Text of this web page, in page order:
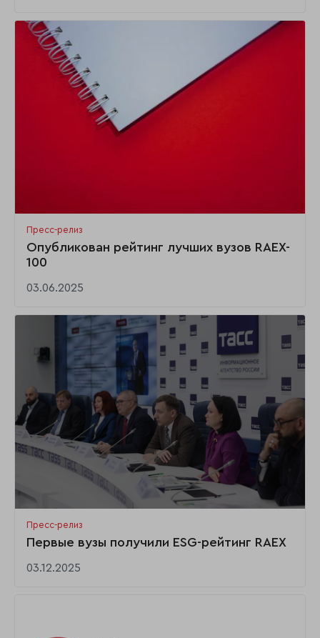
Пресс-релиз
Опубликован рейтинг лучших вузов RAEX-
100
03.06.2025
Пресс-релиз
Первые вузы получили ESG-рейтинг RAEX
03.12.2025